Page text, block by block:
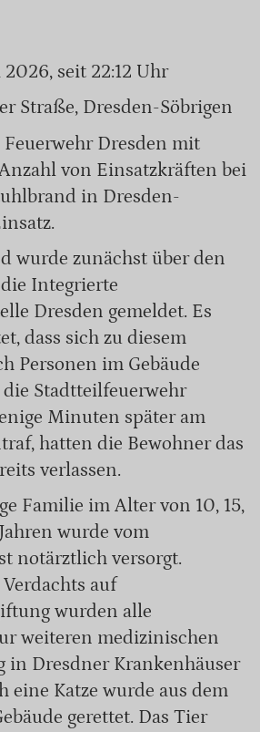
seit 22:12 Uhr
Straße, Dresden-Söbrigen
Dresden mit
von Einsatzkräften bei
in Dresden-
wurde zunächst über den
Integrierte
Dresden gemeldet. Es
dass sich zu diesem
Personen im Gebäude
Stadtteilfeuerwehr
Minuten später am
hatten die Bewohner das
verlassen.
Familie im Alter von 10, 15,
wurde vom
notärztlich versorgt.
auf
wurden alle
weiteren medizinischen
in Dresdner Krankenhäuser
eine Katze wurde aus dem
gerettet. Das Tier